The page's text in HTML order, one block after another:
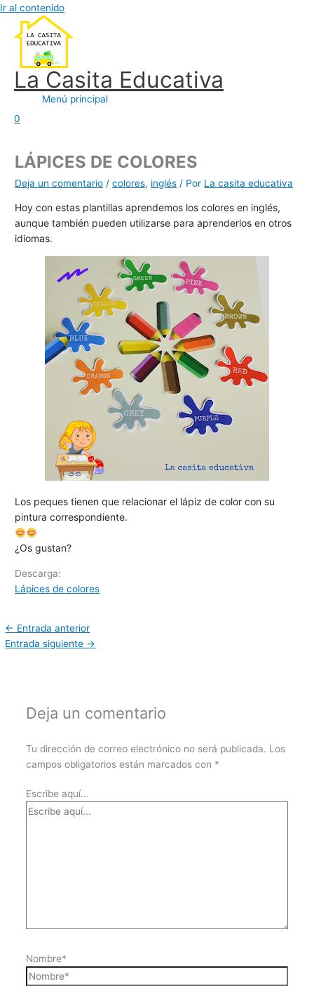
Ir al contenido
La Casita Educativa
Menú principal
0
LÁPICES DE COLORES
Deja un comentario /colores, inglés / Por La casita educativa
Hoy con estas plantillas aprendemos los colores en inglés,
aunque también pueden utilizarse para aprenderlos en otros
idiomas.
Los peques tienen que relacionar el lápiz de color con su
pintura correspondiente.
¿Os gustan?
Descarga:
Lápices de colores
← Entrada anterior
Entrada siguiente →
Deja un comentario
Tu dirección de correo electrónico no será publicada. Los
campos obligatorios están marcados con *
Escribe aquí...
Nombre*